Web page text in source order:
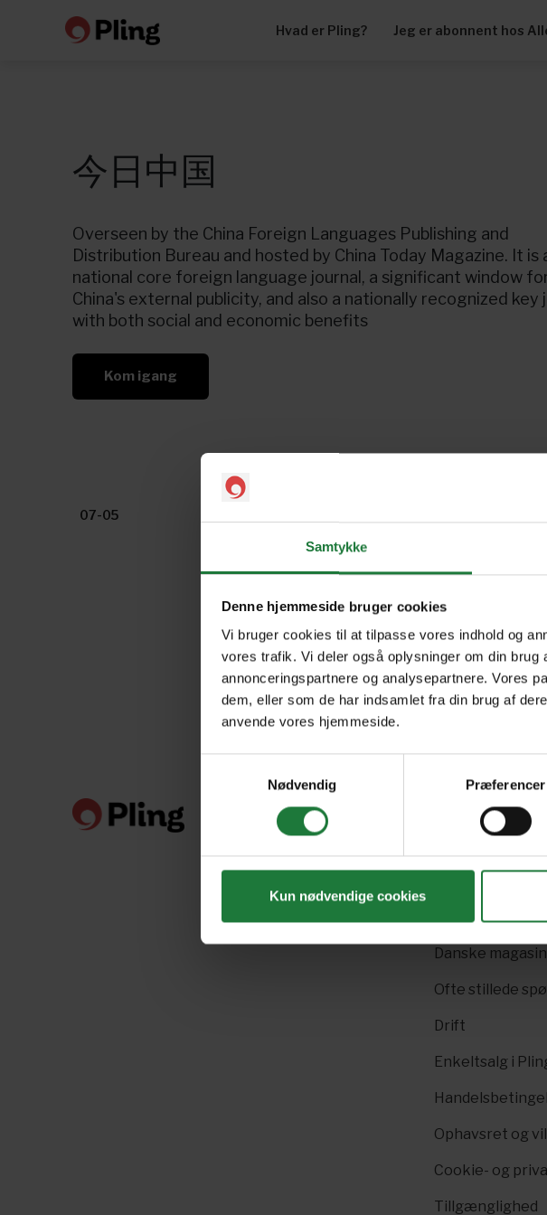
Samtykke
Denne hjemmeside bruger cookies
Vi bruger cookies til at tilpasse vores indhold og
vores trafik. Vi deler også oplysninger om din
annonceringspartnere og analysepartnere. Vores
dem, eller som de har indsamlet fra din brug af
anvende vores hjemmeside.
Nødvendig
Præferencer
Kun nødvendige cookies
Hvad er Pling? Jeg er abonnent hos
今日中国
Overseen by the China Foreign Languages Publishing and
Distribution Bureau and hosted by China Today Magazine. It is
national core foreign language journal, a significant window
China's external publicity, and also a nationally recognized key
with both social and economic benefits
Kom igang
07-05
Nyt i Pling
Pling Kombi
Danske
Ofte stillede
Drift
Enkeltsalg i
Ophavsret og
Cookie- og
Tillgænglighed